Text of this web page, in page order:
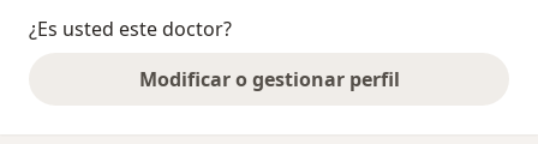
¿Es usted este doctor?
Modificar o gestionar perfil